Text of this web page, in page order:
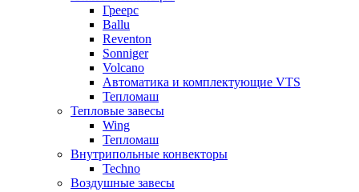
Греерс
Ballu
Reventon
Sonniger
Volcano
Автоматика и комплектующие VTS
Тепломаш
Тепловые завесы
Wing
Тепломаш
Внутрипольные конвекторы
Techno
Воздушные завесы